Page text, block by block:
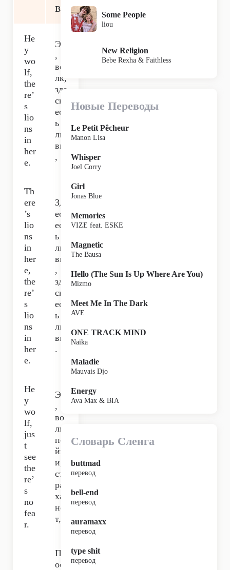
вь
He
y
wo
lf,
the
re’
s
lio
ns
in
her
e.
Эй
,
во
лк,
зде
сь
ест
ь
ль
вы
,
Th
ere
’s
lio
ns
in
her
e,
the
re’
s
lio
ns
in
her
e.
Зд
есь
ест
ь
ль
вы
,
зде
сь
ест
ь
ль
вы
.
He
y
wo
lf,
jus
t
see
the
re’
s
no
fea
r.
Эй
,
во
лк,
по
йм
и,
ст
ра
ха
не
т,
Пр
ос
Some People
liou
New Religion
Bebe Rexha & Faithless
Новые Переводы
Le Petit Pêcheur
Manon Lisa
Whisper
Joel Corry
Girl
Jonas Blue
Memories
VIZE feat. ESKE
Magnetic
The Bausa
Hello (The Sun Is Up Where Are You)
Mizmo
Meet Me In The Dark
AVE
ONE TRACK MIND
Naïka
Maladie
Mauvais Djo
Energy
Ava Max & BIA
Словарь Сленга
buttmad
перевод
bell-end
перевод
auramaxx
перевод
type shit
перевод